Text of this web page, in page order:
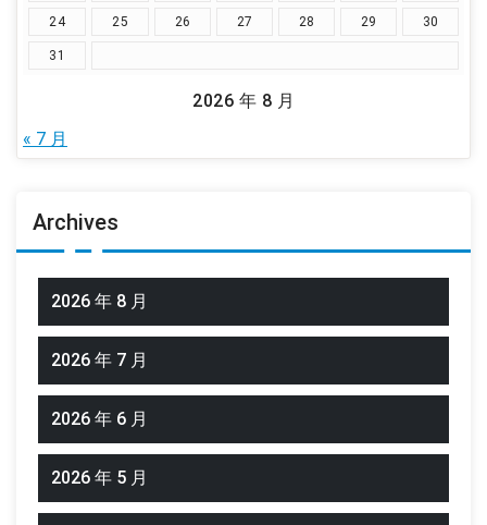
2026 年 8 月
24 25 26 27 28 29 30
31
« 7 月
Archives
2026 年 8 月
2026 年 7 月
2026 年 6 月
2026 年 5 月